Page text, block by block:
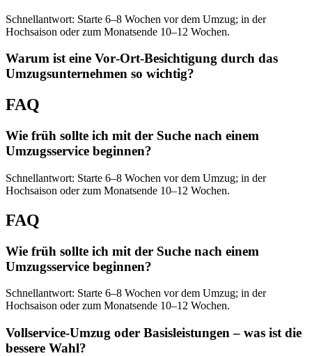
Schnellantwort: Starte 6–8 Wochen vor dem Umzug; in der
Hochsaison oder zum Monatsende 10–12 Wochen.
Warum ist eine Vor‑Ort‑Besichtigung durch das
Umzugsunternehmen so wichtig?
FAQ
Wie früh sollte ich mit der Suche nach einem
Umzugsservice beginnen?
Schnellantwort: Starte 6–8 Wochen vor dem Umzug; in der
Hochsaison oder zum Monatsende 10–12 Wochen.
FAQ
Wie früh sollte ich mit der Suche nach einem
Umzugsservice beginnen?
Schnellantwort: Starte 6–8 Wochen vor dem Umzug; in der
Hochsaison oder zum Monatsende 10–12 Wochen.
Vollservice‑Umzug oder Basisleistungen – was ist die
bessere Wahl?